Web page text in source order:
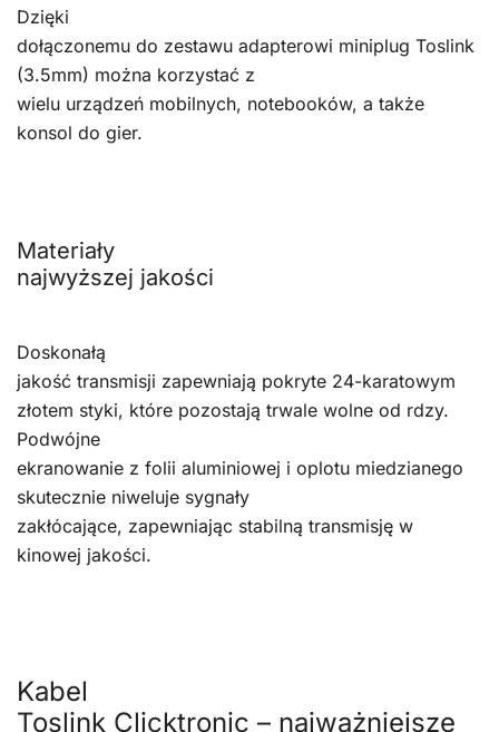
Dzięki
dołączonemu do zestawu adapterowi miniplug Toslink
(3.5mm) można korzystać z
wielu urządzeń mobilnych, notebooków, a także
konsol do gier.
Materiały
najwyższej jakości
Doskonałą
jakość transmisji zapewniają pokryte 24-karatowym
złotem styki, które pozostają trwale wolne od rdzy.
Podwójne
ekranowanie z folii aluminiowej i oplotu miedzianego
skutecznie niweluje sygnały
zakłócające, zapewniając stabilną transmisję w
kinowej jakości.
Kabel
Toslink Clicktronic – najważniejsze